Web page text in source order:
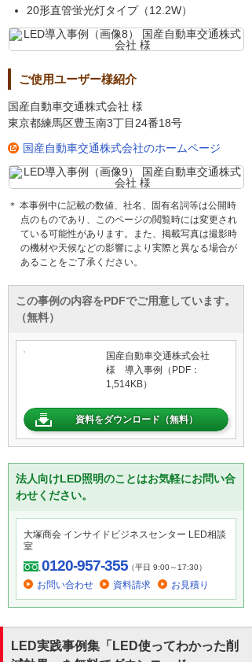
20形直管蛍光灯タイプ（12.2W）
ご使用ユーザー様紹介
国産自動車交通株式会社 様
東京都練馬区豊玉南3丁目24番18号
国産自動車交通株式会社のホームページ
＊ 本事例中に記載の数値、社名、固有名詞等は公開時
点のものであり、このページの閲覧時には変更され
ている可能性があります。また、掲載写真は撮影時
の機材や天候などの影響により実際と異なる場合が
あることをご了承ください。
この事例の内容をPDFでご用意しています。
（無料）
国産自動車交通株式会社
様 導入事例（PDF：
1,514KB）
資料をダウンロード（無料）
法人向けLED照明のことはお気軽にお問い合
わせください。
大塚商会 インサイドビジネスセンター LED相談
室
0120-957-355（平日 9:00～17:30）
お問い合わせ 資料請求 お見積り
LED実践事例集「LED使ってわかった削